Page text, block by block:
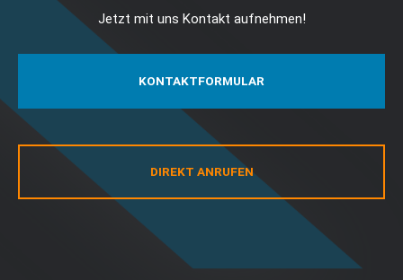
Jetzt mit uns Kontakt aufnehmen!
KONTAKTFORMULAR
DIREKT ANRUFEN